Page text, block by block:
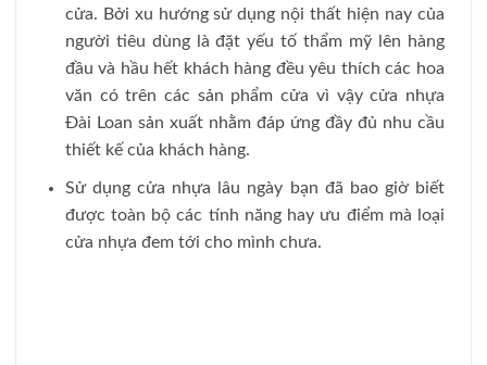
cửa. Bởi xu hướng sử dụng nội thất hiện nay của
người tiêu dùng là đặt yếu tố thẩm mỹ lên hàng
đầu và hầu hết khách hàng đều yêu thích các hoa
văn có trên các sản phẩm cửa vì vậy cửa nhựa
Đài Loan sản xuất nhằm đáp ứng đầy đủ nhu cầu
thiết kế của khách hàng.
Sử dụng cửa nhựa lâu ngày bạn đã bao giờ biết
được toàn bộ các tính năng hay ưu điểm mà loại
cửa nhựa đem tới cho mình chưa.